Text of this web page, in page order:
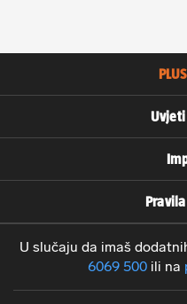
U slučaju da imaš
6069 500 ili na